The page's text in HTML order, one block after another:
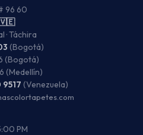
96 60
🇻🇪
· Táchira
(Bogotá)
(Bogotá)
(Medellín)
9517 (Venezuela)
PM